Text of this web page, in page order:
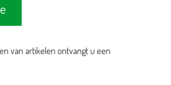
van artikelen ontvangt u een